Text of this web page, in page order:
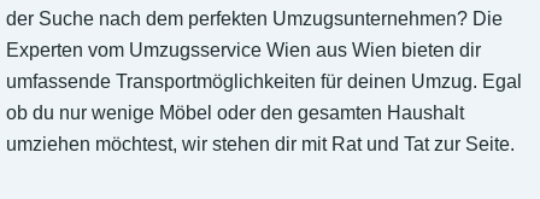
der Suche nach dem perfekten Umzugsunternehmen? Die
Experten vom Umzugsservice Wien aus Wien bieten dir
umfassende Transportmöglichkeiten für deinen Umzug. Egal
ob du nur wenige Möbel oder den gesamten Haushalt
umziehen möchtest, wir stehen dir mit Rat und Tat zur Seite.